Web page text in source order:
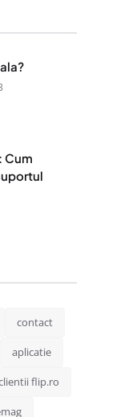
Cum
contact
aplicatie
flip.ro